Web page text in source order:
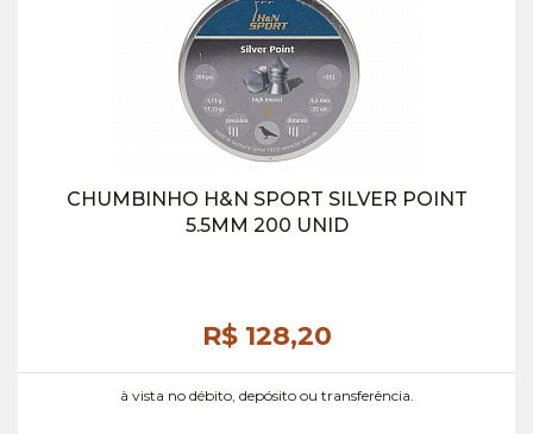
CHUMBINHO H&N SPORT SILVER POINT
5.5MM 200 UNID
R$ 128,20
à vista no débito, depósito ou transferência.